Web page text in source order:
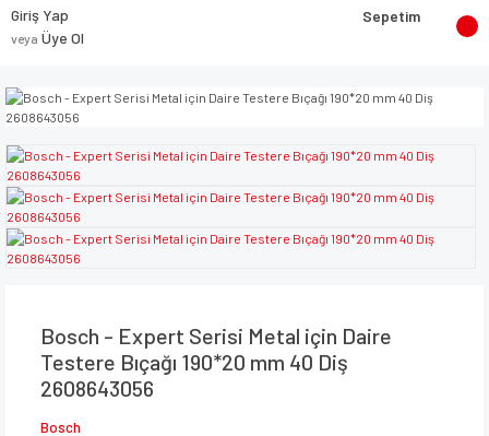
Giriş Yap
veya Üye Ol
Sepetim
Bosch - Expert Serisi Metal için Daire
Testere Bıçağı 190*20 mm 40 Diş
2608643056
Bosch